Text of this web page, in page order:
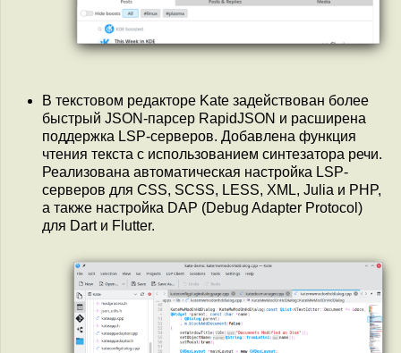
В текстовом редакторе Kate задействован более
быстрый JSON-парсер RapidJSON и расширена
поддержка LSP-серверов. Добавлена функция
чтения текста с использованием синтезатора речи.
Реализована автоматическая настройка LSP-
серверов для CSS, SCSS, LESS, XML, Julia и PHP,
а также настройка DAP (Debug Adapter Protocol)
для Dart и Flutter.